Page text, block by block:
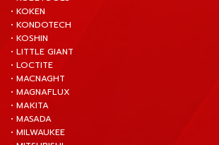
• KOKEN
• KONDOTECH
• KOSHIN
• LITTLE GIANT
• LOCTITE
• MACNAGHT
• MAGNAFLUX
• MAKITA
• MASADA
• MILWAUKEE